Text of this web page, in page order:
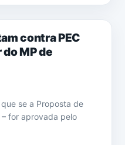
contra PEC
MP de
se a Proposta de
– for aprovada pelo